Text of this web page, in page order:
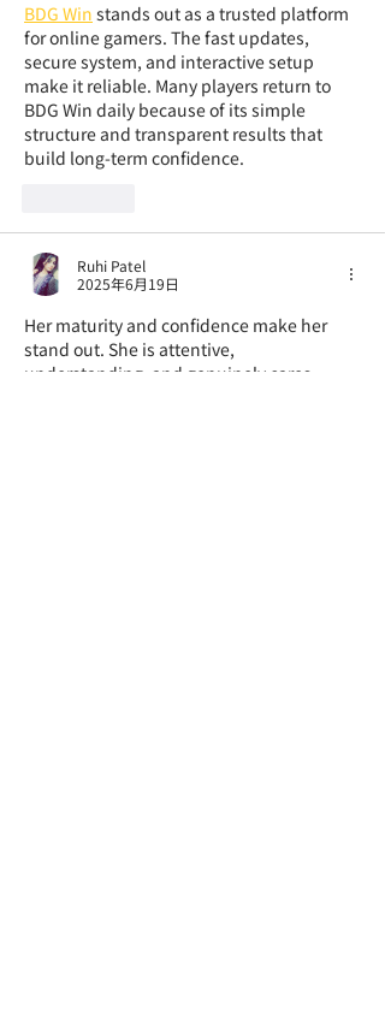
BDG Win stands out as a trusted platform
for online gamers. The fast updates,
secure system, and interactive setup
make it reliable. Many players return to
BDG Win daily because of its simple
structure and transparent results that
build long-term confidence.
Ruhi Patel
2025年6月19日
Her maturity and confidence make her
stand out. She is attentive,
understanding, and genuinely cares